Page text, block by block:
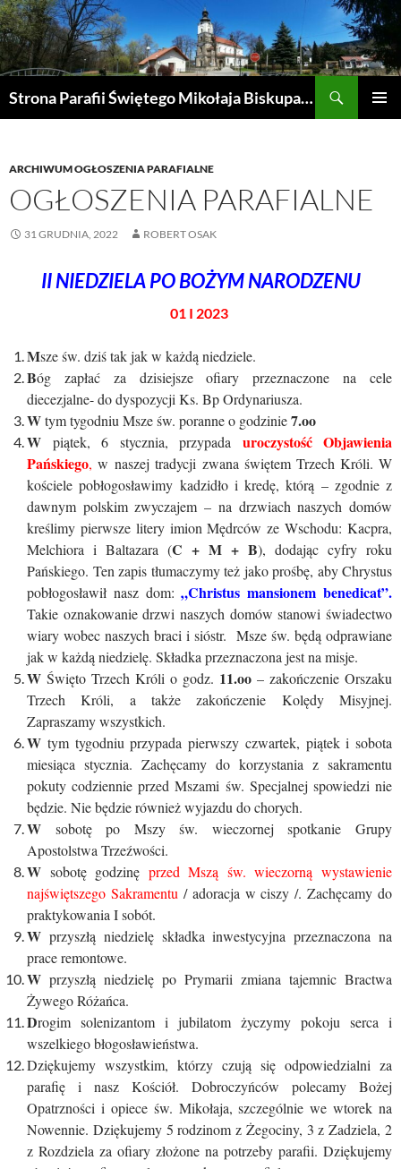
Przejdź
do
treści
Strona Parafii Świętego Mikołaja Biskupa w Żegocinie
ARCHIWUM OGŁOSZENIA PARAFIALNE
OGŁOSZENIA PARAFIALNE
31 GRUDNIA, 2022 ROBERT OSAK
II NIEDZIELA PO BOŻYM NARODZENU
01 I 2023
Msze św. dziś tak jak w każdą niedziele.
Bóg zapłać za dzisiejsze ofiary przeznaczone na cele
diecezjalne- do dyspozycji Ks. Bp Ordynariusza.
Wtym tygodniu Msze św. poranne o godzinie7.oo
W piątek, 6 stycznia, przypada uroczystość Objawienia
Pańskiego, w naszej tradycji zwana świętem Trzech Króli. W
kościele pobłogosławimy kadzidło i kredę, którą – zgodnie z
dawnym polskim zwyczajem – na drzwiach naszych domów
kreślimy pierwsze litery imion Mędrców ze Wschodu: Kacpra,
Melchiora i Baltazara (C + M + B), dodając cyfry roku
Pańskiego. Ten zapis tłumaczymy też jako prośbę, aby Chrystus
pobłogosławił nasz dom:„Christus mansionem benedicat”.
Takie oznakowanie drzwi naszych domów stanowi świadectwo
wiary wobec naszych braci i sióstr. Msze św. będą odprawiane
jak w każdą niedzielę. Składka przeznaczona jest na misje.
W Święto Trzech Króli o godz. 11.oo – zakończenie Orszaku
Trzech Króli, a także zakończenie Kolędy Misyjnej.
Zapraszamy wszystkich.
W tym tygodniu przypada pierwszy czwartek, piątek i sobota
miesiąca stycznia. Zachęcamy do korzystania z sakramentu
pokuty codziennie przed Mszami św. Specjalnej spowiedzi nie
będzie. Nie będzie również wyjazdu do chorych.
W sobotę po Mszy św. wieczornej spotkanie Grupy
Apostolstwa Trzeźwości.
W sobotę godzinę przed Mszą św. wieczorną wystawienie
najświętszego Sakramentu / adoracja w ciszy /. Zachęcamy do
praktykowania I sobót.
W przyszłą niedzielę składka inwestycyjna przeznaczona na
prace remontowe.
W przyszłą niedzielę po Prymarii zmiana tajemnic Bractwa
Żywego Różańca.
Drogim solenizantom i jubilatom życzymy pokoju serca i
wszelkiego błogosławieństwa.
Dziękujemy wszystkim, którzy czują się odpowiedzialni za
parafię i nasz Kościół. Dobroczyńców polecamy Bożej
Opatrzności i opiece św. Mikołaja, szczególnie we wtorek na
Nowennie. Dziękujemy 5 rodzinom z Żegociny, 3 z Zadziela, 2
z Rozdziela za ofiary złożone na potrzeby parafii. Dziękujemy